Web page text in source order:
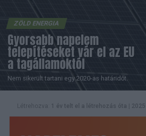
ZÖLD ENERGIA
Gyorsabb napelem
telepítéseket vár el az EU
a tagállamoktól
Nem sikerült tartani egy 2020-as határidőt.
Létrehozva: 1 év telt el a létrehozás óta